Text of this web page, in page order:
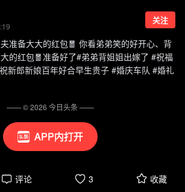
APP内打开
关注
准备大大的红包🧧 你看弟弟笑的好开心、背
的红包🧧准备好了#弟弟背姐姐出嫁了 #祝福
新郎新娘百年好合早生贵子 #婚庆车队 #婚礼
评论 3 收藏
—— ©2026 今日头条——